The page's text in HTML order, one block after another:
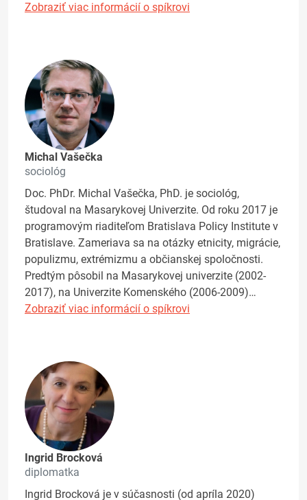
Zobraziť viac informácií o spíkrovi
Michal Vašečka
sociológ
Doc. PhDr. Michal Vašečka, PhD. je sociológ,
študoval na Masarykovej Univerzite. Od roku 2017 je
programovým riaditeľom Bratislava Policy Institute v
Bratislave. Zameriava sa na otázky etnicity, migrácie,
populizmu, extrémizmu a občianskej spoločnosti.
Predtým pôsobil na Masarykovej univerzite (2002-
2017), na Univerzite Komenského (2006-2009)…
Zobraziť viac informácií o spíkrovi
Ingrid Brocková
diplomatka
Ingrid Brocková je v súčasnosti (od apríla 2020)